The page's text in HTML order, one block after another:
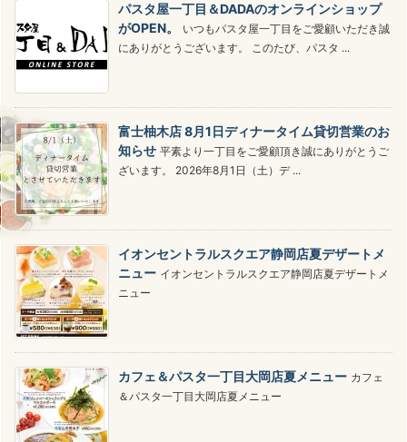
パスタ屋一丁目＆DADAのオンラインショップ
がOPEN。
いつもパスタ屋一丁目をご愛顧いただき誠
にありがとうございます。 このたび、パスタ ...
富士柚木店 8月1日ディナータイム貸切営業のお
知らせ 平素より一丁目をご愛顧頂き誠にありがとうご
ざいます。 2026年8月1日（土）デ ...
イオンセントラルスクエア静岡店夏デザートメ
ニュー イオンセントラルスクエア静岡店夏デザートメ
ニュー
カフェ＆パスタ一丁目大岡店夏メニュー カフェ
＆パスタ一丁目大岡店夏メニュー